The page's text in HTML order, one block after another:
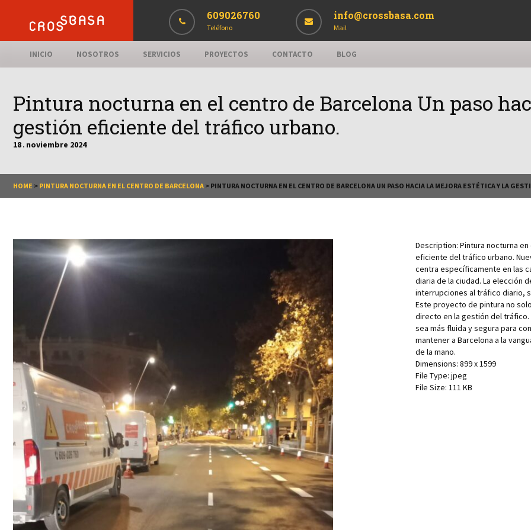
609026760
Teléfono
info@crossbasa.com
Mail
INICIO NOSOTROS SERVICIOS PROYECTOS CONTACTO BLOG
Pintura nocturna en el centro de Barcelona Un paso
gestión eficiente del tráfico urbano.
18 . noviembre 2024
HOME > PINTURA NOCTURNA EN EL CENTRO DE BARCELONA > PINTURA NOCTURNA EN EL CENTRO DE BARCELONA UN PASO HACIA LA MEJORA ESTÉTICA Y LA
Description: Pintura nocturna
eficiente del tráfico urbano.
centra específicamente en las
diaria de la ciudad. La elección
interrupciones al tráfico diario,
Este proyecto de pintura no
directo en la gestión del tráfico.
sea más fluida y segura para
mantener a Barcelona a la
de la mano.
Dimensions: 899 x 1599
File Type: jpeg
File Size: 111 KB